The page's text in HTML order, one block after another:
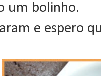
um bolinho.
e espero